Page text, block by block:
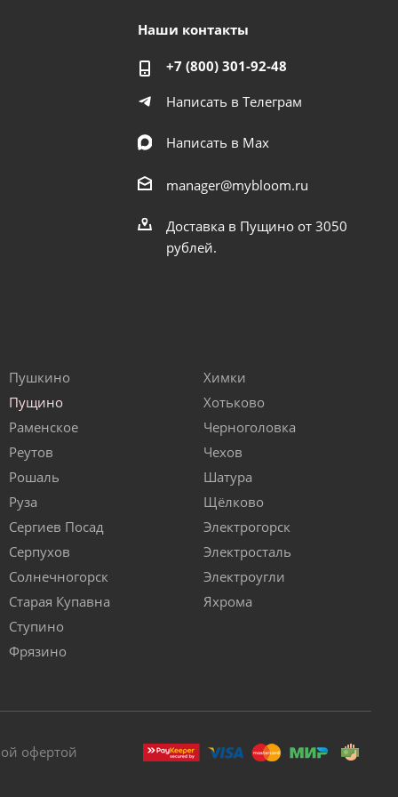
Наши контакты
+7 (800) 301-92-48
Написать в Телеграм
Написать в Мах
manager@mybloom.ru
Доставка в Пущино от 3050
рублей.
Пушкино
Пущино
Раменское
Реутов
Рошаль
Руза
Сергиев Посад
Серпухов
Солнечногорск
Старая Купавна
Ступино
Фрязино
Химки
Хотьково
Черноголовка
Чехов
Шатура
Щёлково
Электрогорск
Электросталь
Электроугли
Яхрома
офертой